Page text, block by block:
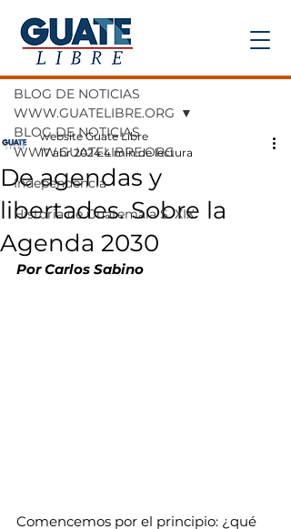
Entrada
BLOG DE NOTICIAS
WWW.GUATELIBRE.ORG
Independencia
Historia de Guatemala S. XIX
BLOG DE NOTICIAS
WWW.GUATELIBRE.ORG
De agendas y
libertades. Sobre la
Agenda 2030
website Guate Libre
17 abr 2024 4 min de lectura
Por Carlos Sabino
Comencemos por el principio: ¿qué